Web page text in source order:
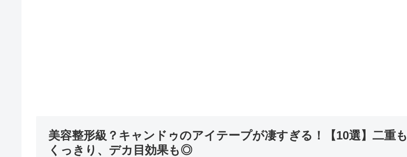
美容整形級？キャンドゥのアイテープが凄すぎる！【10選】二重も
くっきり、デカ目効果も◎